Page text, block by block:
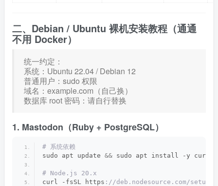
二、Debian / Ubuntu 裸机安装教程（通通
不用 Docker）
统一约定：
系统：Ubuntu 22.04 / Debian 12
普通用户：sudo 权限
域名：example.com（自己换）
数据库 root 密码：请自行替换
1. Mastodon（Ruby + PostgreSQL）
# 系统依赖
sudo apt update && sudo apt install -y curl
# Node.js 20.x
curl -fsSL https ://deb.nodesource.com/